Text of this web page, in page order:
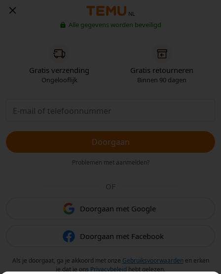
NL
Alle gegevens worden beveiligd
Gratis verzending
Ongelooflijk
Gratis retourneren
Binnen 90 dagen
Doorgaan
Problemen met aanmelden?
OF
Doorgaan met Google
Doorgaan met Facebook
Als je doorgaat, ga je akkoord met onze Gebruiksvoorwaarden en erken
je dat je ons Privacybeleid hebt gelezen.